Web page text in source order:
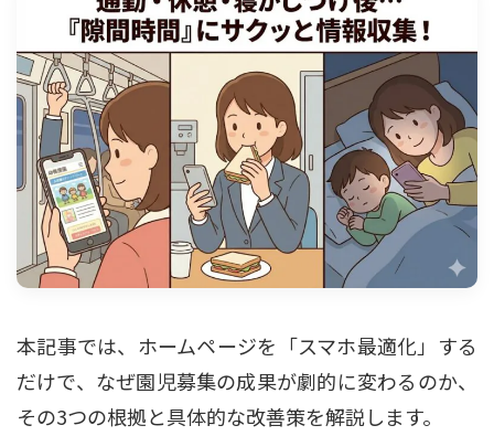
本記事では、ホームページを「スマホ最適化」する
だけで、なぜ園児募集の成果が劇的に変わるのか、
その3つの根拠と具体的な改善策を解説します。